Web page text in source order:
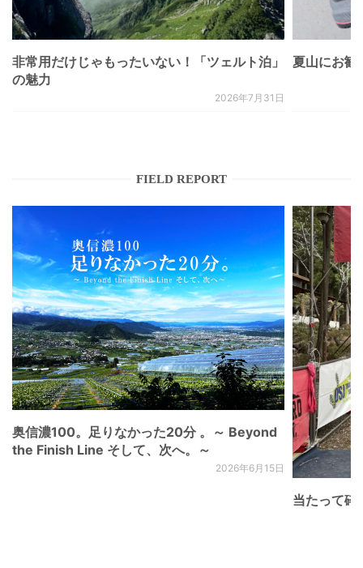
非常用だけじゃもったいない！「ツェルト泊」
の魅力
2026年7月31日
夏山にお
FIELD REPORT
奥信濃100。足りなかった20分 。～ Beyond
the Finish Line そして、次へ。～
2026年6月15日
当たって砕